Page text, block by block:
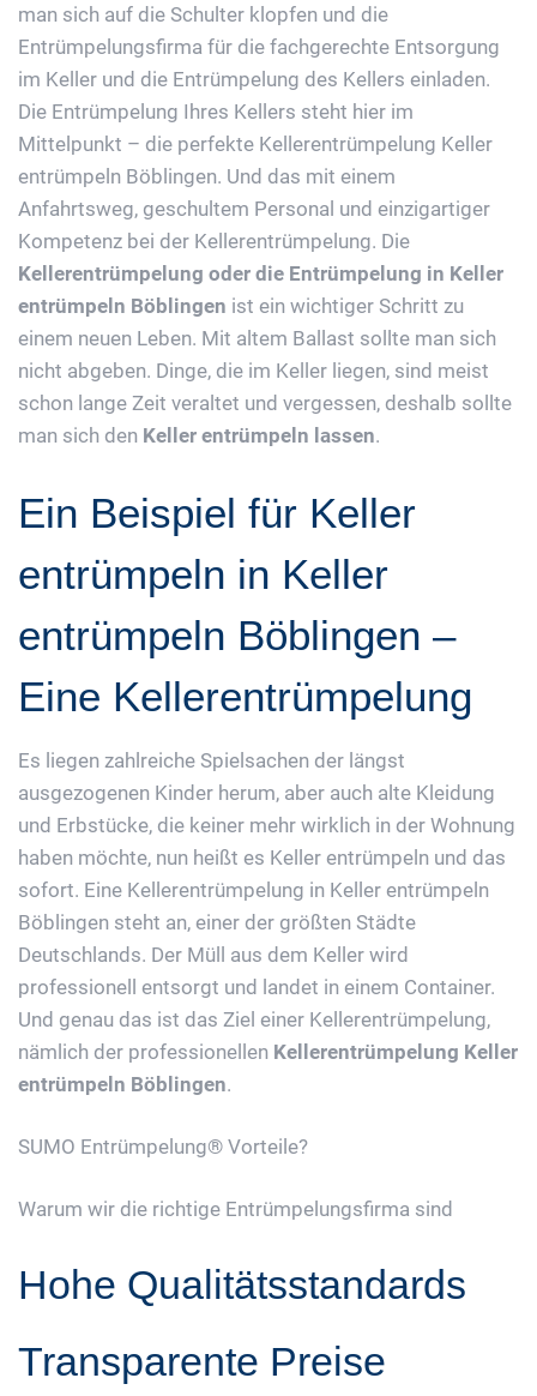
man sich auf die Schulter klopfen und die
Entrümpelungsfirma für die fachgerechte Entsorgung
im Keller und die Entrümpelung des Kellers einladen.
Die Entrümpelung Ihres Kellers steht hier im
Mittelpunkt – die perfekte Kellerentrümpelung Keller
entrümpeln Böblingen. Und das mit einem
Anfahrtsweg, geschultem Personal und einzigartiger
Kompetenz bei der Kellerentrümpelung. Die
Kellerentrümpelung oder die Entrümpelung in Keller
entrümpeln Böblingen ist ein wichtiger Schritt zu
einem neuen Leben. Mit altem Ballast sollte man sich
nicht abgeben. Dinge, die im Keller liegen, sind meist
schon lange Zeit veraltet und vergessen, deshalb sollte
man sich den Keller entrümpeln lassen.
Ein Beispiel für Keller
entrümpeln in Keller
entrümpeln Böblingen –
Eine Kellerentrümpelung
Es liegen zahlreiche Spielsachen der längst
ausgezogenen Kinder herum, aber auch alte Kleidung
und Erbstücke, die keiner mehr wirklich in der Wohnung
haben möchte, nun heißt es Keller entrümpeln und das
sofort. Eine Kellerentrümpelung in Keller entrümpeln
Böblingen steht an, einer der größten Städte
Deutschlands. Der Müll aus dem Keller wird
professionell entsorgt und landet in einem Container.
Und genau das ist das Ziel einer Kellerentrümpelung,
nämlich der professionellen Kellerentrümpelung Keller
entrümpeln Böblingen.
SUMO Entrümpelung® Vorteile?
Warum wir die richtige Entrümpelungsfirma sind
Hohe Qualitätsstandards
Transparente Preise